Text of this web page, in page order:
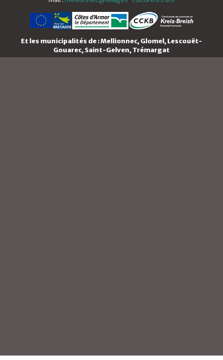
Et les municipalités de : Mellionnec, Glomel, Lescouët-
Gouarec, Saint-Gelven, Trémargat